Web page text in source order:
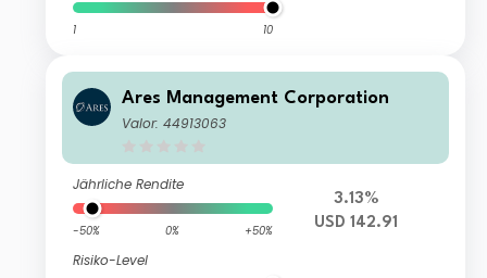
1 10
Ares Management Corporation
Valor: 44913063
Jährliche Rendite
-50% 0% +50%
Risiko-Level
3.13%
USD 142.91